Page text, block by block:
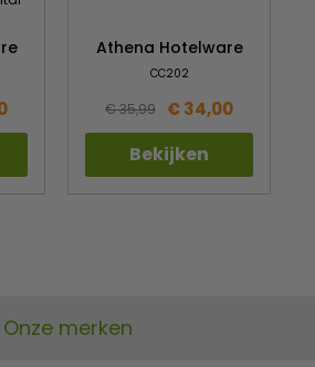
Athena Hotelware
CC202
€ 35,99 € 34,00
Bekijken
Onze merken